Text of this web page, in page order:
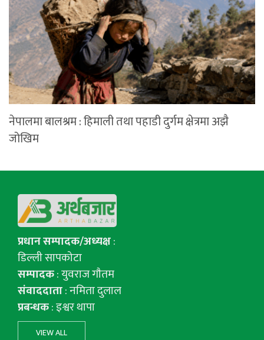
नेपालमा बालश्रम : हिमाली तथा पहाडी दुर्गम क्षेत्रमा अझै
जोखिम
प्रधान सम्पादक/अध्यक्ष:
डिल्ली सापकोटा
सम्पादक: युवराज गाैतम
संवाददाता: नमिता दुलाल
प्रबन्धक: इश्वर थापा
VIEW ALL